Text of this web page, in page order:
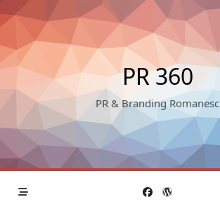
Skip
to
content
PR 360
PR & Branding Romanesc